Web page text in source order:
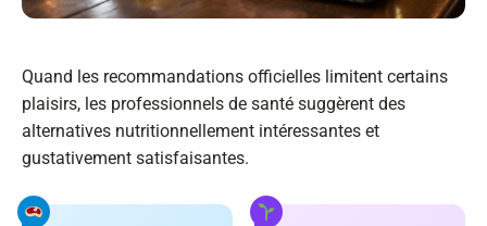
Quand les recommandations officielles limitent certains
plaisirs, les professionnels de santé suggèrent des
alternatives nutritionnellement intéressantes et
gustativement satisfaisantes.